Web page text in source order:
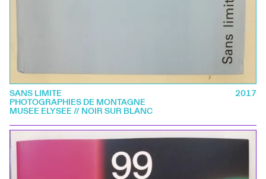
SANS LIMITE
PHOTOGRAPHIES DE MONTAGNE
MUSEE ELYSEE // NOIR SUR BLANC
2017